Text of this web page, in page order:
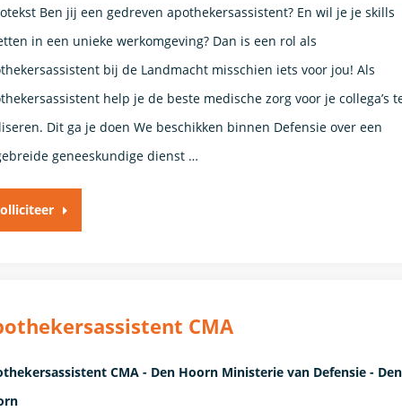
Ben jij een gedreven apothekersassistent? En wil je je skills
in een unieke werkomgeving? Dan is een rol als
bij de Landmacht misschien iets voor jou! Als
help je de beste medische zorg voor je collega’s
Dit ga je doen We beschikken binnen Defensie over een
geneeskundige dienst …
CMA
CMA - Den Hoorn Ministerie van Defensie - Den